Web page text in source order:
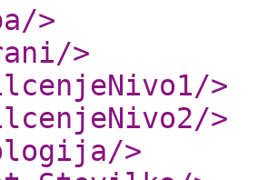
/>
/>
/>
/>
/>